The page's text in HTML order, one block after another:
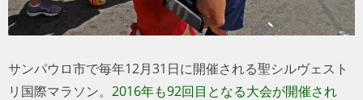
コラム
サンパウロ市で毎年12月31日に開催される聖シルヴェスト
リ国際マラソン。 2016年も92回目となる大会が開催され